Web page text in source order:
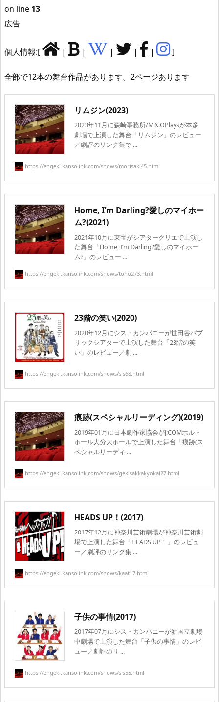
on line 13
広告
個人情報:[ | | | | | ]
全部で12本の舞台作品があります。2ページあります
リムジン(2023)
2023年11月に森崎事務所/M＆OPlaysが本多
劇場で上演した舞台「リムジン」のレビュー
／劇評のリンク集で ...
https://engeki.kansolink.com/shows/morisaki45.html
Home, I’m Darling?愛しのマイホー
ム?(2021)
2021年10月に東宝がシアタークリエで上演し
た舞台「Home, I’m Darling?愛しのマイホー
ム?」のレビュー ...
https://engeki.kansolink.com/shows/toho273.html
23階の笑い(2020)
2020年12月にシス・カンパニーが世田谷パブ
リックシアターで上演した舞台「23階の笑
い」のレビュー／劇 ...
https://engeki.kansolink.com/shows/sis68.html
痕跡(スペシャルリーディング)(2019)
2019年01月に日本劇作家協会がJ:COMホルト
ホール大分大ホールで上演した舞台「痕跡(ス
ペシャルリーディ ...
https://engeki.kansolink.com/shows/gekisakkakyokai27.html
HEADS UP！(2017)
2017年12月に神奈川芸術劇場が神奈川芸術劇
場で上演した舞台「HEADS UP！」のレビュ
ー／劇評のリンク集 ...
https://engeki.kansolink.com/shows/kaat17.html
子供の事情(2017)
2017年07月にシス・カンパニーが新国立劇場
中劇場で上演した舞台「子供の事情」のレビ
ュー／劇評のリ ...
https://engeki.kansolink.com/shows/sis55.html